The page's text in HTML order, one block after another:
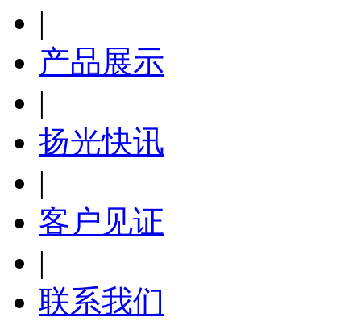
|
产品展示
|
扬光快讯
|
客户见证
|
联系我们